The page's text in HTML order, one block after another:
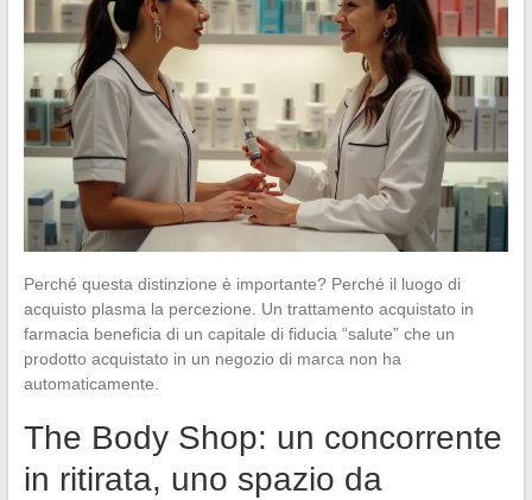
Perché questa distinzione è importante? Perché il luogo di
acquisto plasma la percezione. Un trattamento acquistato in
farmacia beneficia di un capitale di fiducia “salute” che un
prodotto acquistato in un negozio di marca non ha
automaticamente.
The Body Shop: un concorrente
in ritirata, uno spazio da